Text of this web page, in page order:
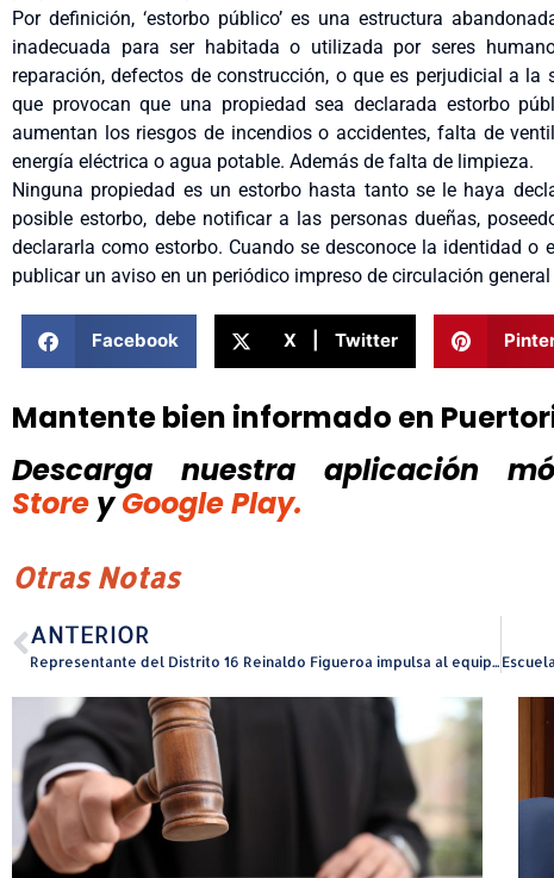
Por definición, ‘estorbo público’ es una estructura
inadecuada para ser habitada o utilizada por seres
reparación, defectos de construcción, o que es perjudicial a
que provocan que una propiedad sea declarada estorbo
aumentan los riesgos de incendios o accidentes, falta de
energía eléctrica o agua potable. Además de falta de limpieza.
Ninguna propiedad es un estorbo hasta tanto se le haya
posible estorbo, debe notificar a las personas dueñas,
declararla como estorbo. Cuando se desconoce la identidad o
publicar un aviso en un periódico impreso de circulación
Facebook X | Twitter
Mantente bien informado en
Descarga nuestra aplicación
Store y Google Play.
Otras Notas
ANTERIOR
Representante del Distrito 16 Reinaldo Figueroa impulsa al equipo Gallitos de Isabela